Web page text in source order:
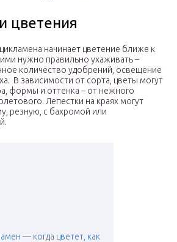
цветения
начинает цветение ближе к
нужно правильно ухаживать –
количество удобрений, освещение
В зависимости от сорта, цветы могут
формы и оттенка – от нежного
Лепестки на краях могут
резную, с бахромой или
— когда цветет, как